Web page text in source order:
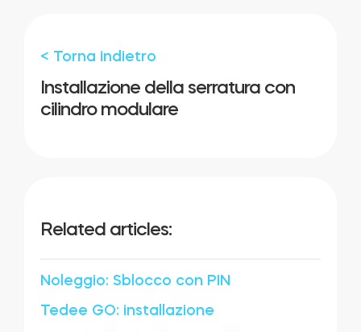
Adattatori
< Torna indietro
Installazione della serratura con
cilindro modulare
Related articles:
Noleggio: Sblocco con PIN
Tedee GO: installazione